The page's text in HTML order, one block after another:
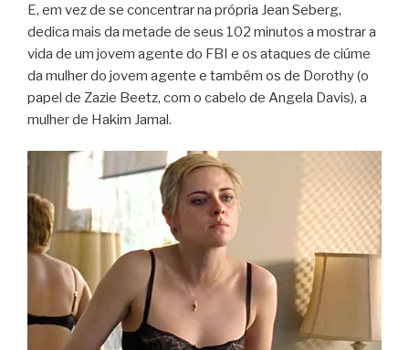
E, em vez de se concentrar na própria Jean Seberg,
dedica mais da metade de seus 102 minutos a mostrar a
vida de um jovem agente do FBI e os ataques de ciúme
da mulher do jovem agente e também os de Dorothy (o
papel de Zazie Beetz, com o cabelo de Angela Davis), a
mulher de Hakim Jamal.